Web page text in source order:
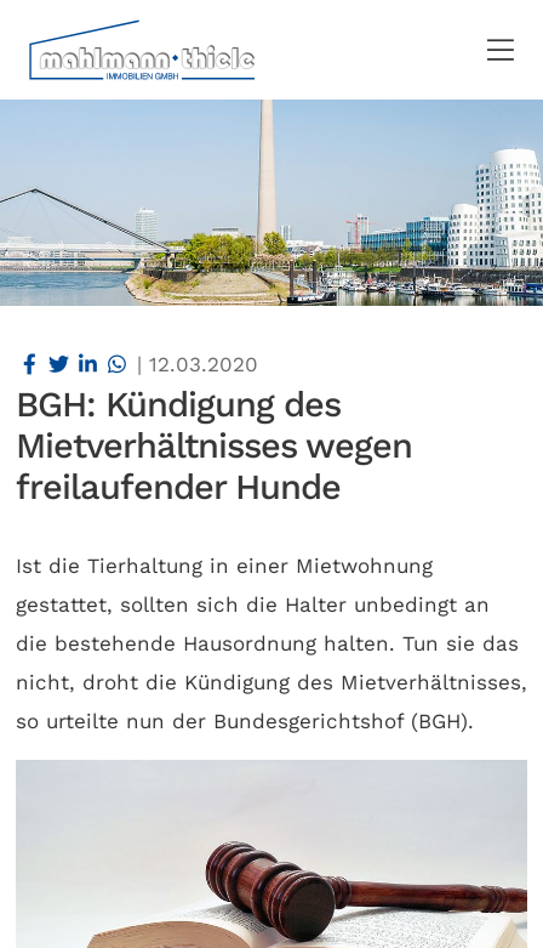
|12.03.2020
BGH: Kündigung des
Mietverhältnisses wegen
freilaufender Hunde
Ist die Tierhaltung in einer Mietwohnung
gestattet, sollten sich die Halter unbedingt an
die bestehende Hausordnung halten. Tun sie das
nicht, droht die Kündigung des Mietverhältnisses,
so urteilte nun der Bundesgerichtshof (BGH).